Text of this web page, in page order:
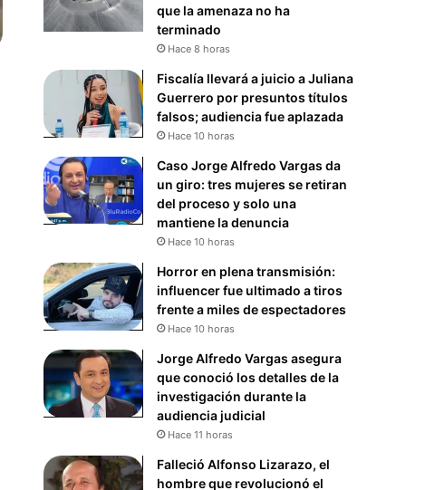
que la amenaza no ha
terminado
Hace 8 horas
Fiscalía llevará a juicio a Juliana
Guerrero por presuntos títulos
falsos; audiencia fue aplazada
Hace 10 horas
Caso Jorge Alfredo Vargas da
un giro: tres mujeres se retiran
del proceso y solo una
mantiene la denuncia
Hace 10 horas
Horror en plena transmisión:
influencer fue ultimado a tiros
frente a miles de espectadores
Hace 10 horas
Jorge Alfredo Vargas asegura
que conoció los detalles de la
investigación durante la
audiencia judicial
Hace 11 horas
Falleció Alfonso Lizarazo, el
hombre que revolucionó el